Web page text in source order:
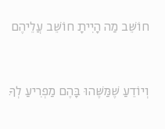
חוֹשֵׁב מַה הָיִיתָ חוֹשֵׁב עֲלֵיהֶם
וְיוֹדֵעַ שֶׁמַּשֶּׁהוּ בָּהֶם מַפְרִיעַ לְךָ.